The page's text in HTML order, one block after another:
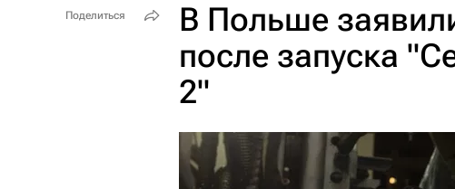
В Польше
после запуска
2"
Поделиться